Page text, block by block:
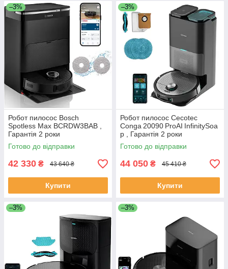
–3%
Робот пилосос Bosch
Spotless Max BCRDW3BAB ,
Гарантія 2 роки
Готово до відправки
42 330 ₴ 43 640 ₴
Купити
–3%
Робот пилосос Cecotec
Conga 20090 ProAI InfinitySoa
p , Гарантія 2 роки
Готово до відправки
44 050 ₴ 45 410 ₴
Купити
–3% –3%